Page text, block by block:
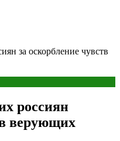
за оскорбление чувств
россиян
верующих